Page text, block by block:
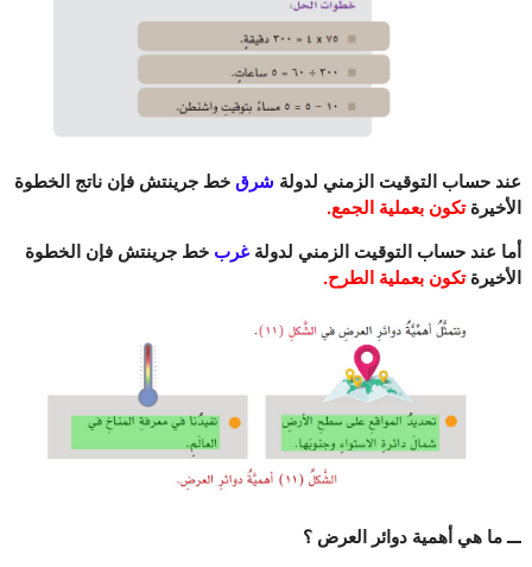
عند حساب التوقيت الزمني لدولة شرقخط جرينتش فإن ناتج الخطوة
الأخيرةتكون بعملية الجمع.
أما عند حساب التوقيت الزمني لدولة غرب خط جرينتش فإن الخطوة
الأخيرة تكون بعملية الطرح.
ـــ ما هي أهمية دوائر العرض ؟